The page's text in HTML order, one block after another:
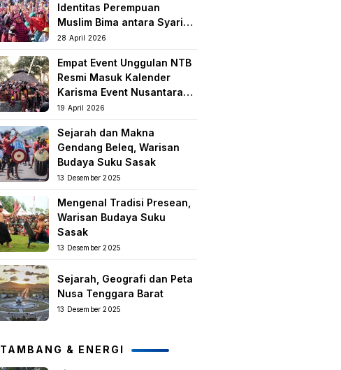
Identitas Perempuan
Muslim Bima antara Syariat,
Tradisi lokal, dan
Manifestasi Nilai-nilai
keislaman
28 April 2026
Empat Event Unggulan NTB
Resmi Masuk Kalender
Karisma Event Nusantara
(KEN) 2026
19 April 2026
Sejarah dan Makna
Gendang Beleq, Warisan
Budaya Suku Sasak
13 Desember 2025
Mengenal Tradisi Presean,
Warisan Budaya Suku
Sasak
13 Desember 2025
Sejarah, Geografi dan Peta
Nusa Tenggara Barat
13 Desember 2025
TAMBANG & ENERGI